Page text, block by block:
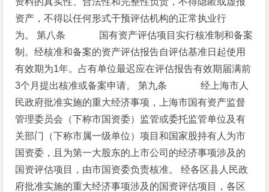
资产，不得以任何形式干预评估机构的正常执业行
为。
第八条 国有资产评估项目实行核准制和备案
制。经核准和备案的资产评估报告自评估基准日起使用
有效期为1年。占有单位最迟应在评估报告有效期届满前
3个月提出核准或备案申请。
第九条 经上海市人
民政府批准实施的重大经济事项，上海市国有资产监督
管理委员会（下称市国资委）监管或委托监管单位及有
关部门（下称市属一级单位）项目和国家股持有人为市
国资委，且为第一大股东的上市公司的经济事项涉及的
国资评估项目，由市国资委负责核准。
经各区县人民政
府批准实施的重大经济事项涉及的国资评估项目，各区